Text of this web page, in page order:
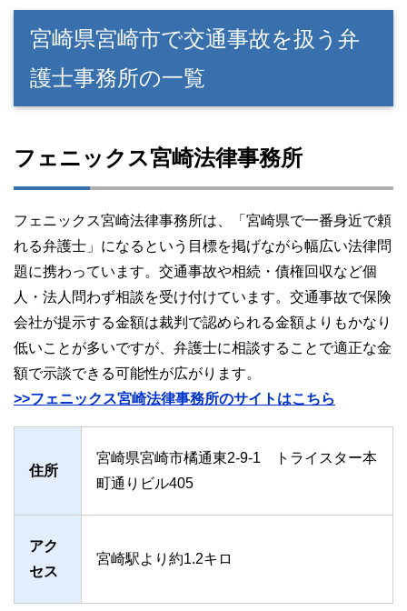
宮崎県宮崎市で交通事故を扱う弁
護士事務所の一覧
フェニックス宮崎法律事務所
フェニックス宮崎法律事務所は、「宮崎県で一番身近で頼
れる弁護士」になるという目標を掲げながら幅広い法律問
題に携わっています。交通事故や相続・債権回収など個
人・法人問わず相談を受け付けています。交通事故で保険
会社が提示する金額は裁判で認められる金額よりもかなり
低いことが多いですが、弁護士に相談することで適正な金
額で示談できる可能性が広がります。
>>フェニックス宮崎法律事務所のサイトはこちら
住所
宮崎県宮崎市橘通東2-9-1 トライスター本
町通りビル405
アク
セス
宮崎駅より約1.2キロ